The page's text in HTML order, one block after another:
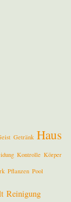
Getränk Haus
Kontrolle Körper
Pflanzen Pool
Reinigung